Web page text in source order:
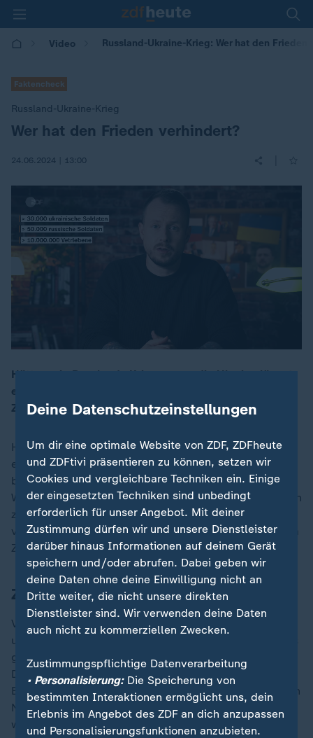
Video Russland-Ukraine-Krieg: Wer hat den Frieden
Faktencheck
Russland-Ukraine-Krieg
:
Wer hat den Frieden verhindert?
24.06.2024 | 13:00
Hätte es in Russlands Krieg gegen die Ukraine längst
einen Frieden geben können? Die Antwort im
ZDFheute-Backgroundcheck.
Hätte es in Russlands Krieg gegen die Ukraine längst
einen Frieden geben können? Das zumindest
behaupten zahlreiche Stimmen aus der Politik. Der
Westen sei es gewesen, der die Friedensverhandlungen
zwischen Putin und Selenskyj verhindert habe - allen
voran Boris Johnson. Aber was ist dran? Die Antwort im
ZDFheute-Backgroundcheck.
ZDFheute-Backgroundcheck
Verschwörungserzählungen, geheime Mythen und
umstrittene Thesen: Was ist dran? Wir schauen uns das
genauer an, liefern tiefe Recherchen und verfolgen
Debatten bis zu ihrem Ursprung. Der ZDFheute-
Backgroundcheck liefert Analysen zu wiederkehrenden
Narrativen und Thesen - auch, wenn es unangenehm
wird.
Deine Datenschutzeinstellungen
Um dir eine optimale Website von ZDF, ZDFheute
und ZDFtivi präsentieren zu können, setzen wir
Cookies und vergleichbare Techniken ein. Einige
der eingesetzten Techniken sind unbedingt
erforderlich für unser Angebot. Mit deiner
Zustimmung dürfen wir und unsere Dienstleister
darüber hinaus Informationen auf deinem Gerät
speichern und/oder abrufen. Dabei geben wir
deine Daten ohne deine Einwilligung nicht an
Dritte weiter, die nicht unsere direkten
Dienstleister sind. Wir verwenden deine Daten
auch nicht zu kommerziellen Zwecken.
Zustimmungspflichtige Datenverarbeitung
• Personalisierung:Die Speicherung von
bestimmten Interaktionen ermöglicht uns, dein
Erlebnis im Angebot des ZDF an dich anzupassen
und Personalisierungsfunktionen anzubieten.